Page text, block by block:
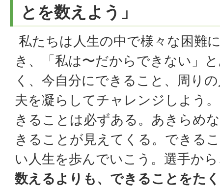
とを数えよう」
私たちは人生の中で様々な困難
き、「私は〜だからできない」
く、今自分にできること、周り
夫を凝らしてチャレンジしよう
きることは必ずある。あきらめ
きることが見えてくる。できる
い人生を歩んでいこう。選手か
数えるよりも、できることをた